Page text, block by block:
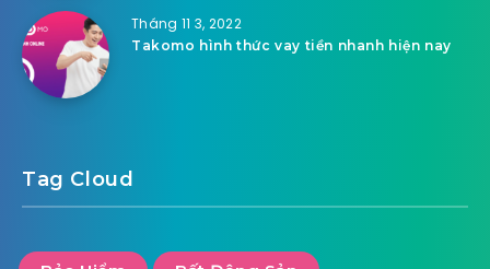
Tháng 11 3, 2022
Takomo hình thức vay tiền nhanh hiện nay
Tag Cloud